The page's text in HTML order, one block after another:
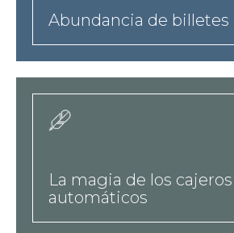
term-
hreflangesnoteworthy-
podcast-
a
Abundancia de billetes
a-
taxonomy-
term-
La magia de los cajeros
automáticos